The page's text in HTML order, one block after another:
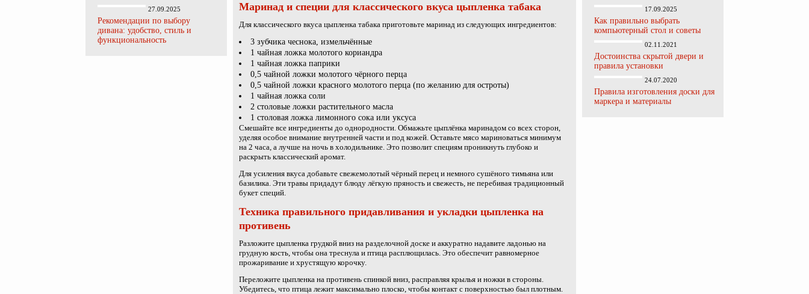
27.09.2025
Рекомендации по выбору
дивана: удобство, стиль и
функциональность
17.09.2025
Как правильно выбрать
компьютерный стол и советы
02.11.2021
Достоинства скрытой двери и
правила установки
24.07.2020
Правила изготовления доски для
маркера и материалы
Маринад и специи для классического вкуса цыпленка табака
Для классического вкуса цыпленка табака приготовьте маринад из следующих ингредиентов:
3 зубчика чеснока, измельчённые
1 чайная ложка молотого кориандра
1 чайная ложка паприки
0,5 чайной ложки молотого чёрного перца
0,5 чайной ложки красного молотого перца (по желанию для остроты)
1 чайная ложка соли
2 столовые ложки растительного масла
1 столовая ложка лимонного сока или уксуса
Смешайте все ингредиенты до однородности. Обмажьте цыплёнка маринадом со всех сторон,
уделяя особое внимание внутренней части и под кожей. Оставьте мясо мариноваться минимум
на 2 часа, а лучше на ночь в холодильнике. Это позволит специям проникнуть глубоко и
раскрыть классический аромат.
Для усиления вкуса добавьте свежемолотый чёрный перец и немного сушёного тимьяна или
базилика. Эти травы придадут блюду лёгкую пряность и свежесть, не перебивая традиционный
букет специй.
Техника правильного придавливания и укладки цыпленка на
противень
Разложите цыпленка грудкой вниз на разделочной доске и аккуратно надавите ладонью на
грудную кость, чтобы она треснула и птица расплющилась. Это обеспечит равномерное
прожаривание и хрустящую корочку.
Переложите цыпленка на противень спинкой вниз, расправляя крылья и ножки в стороны.
Убедитесь, что птица лежит максимально плоско, чтобы контакт с поверхностью был плотным.